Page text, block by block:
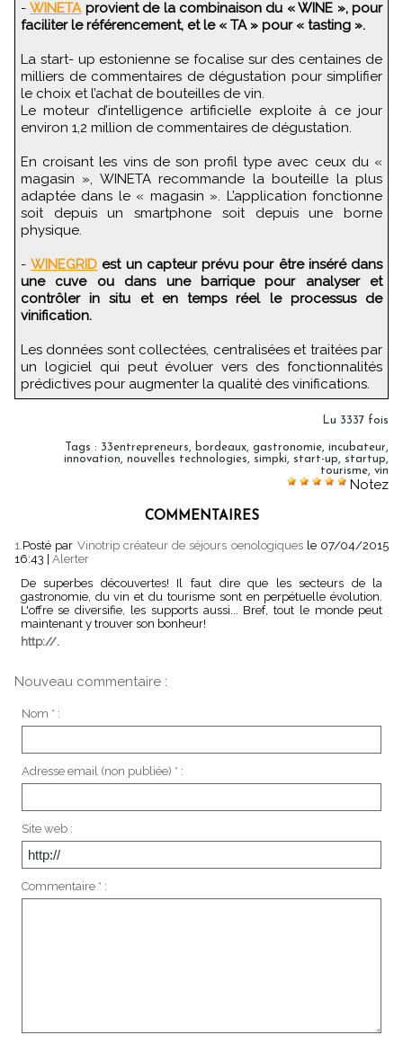
-WINETA provient de la combinaison du « WINE », pour
faciliter le référencement, et le « TA » pour « tasting ».
La start- up estonienne se focalise sur des centaines de
milliers de commentaires de dégustation pour simplifier
le choix et l’achat de bouteilles de vin.
Le moteur d’intelligence artificielle exploite à ce jour
environ 1,2 million de commentaires de dégustation.
En croisant les vins de son profil type avec ceux du «
magasin », WINETA recommande la bouteille la plus
adaptée dans le « magasin ». L’application fonctionne
soit depuis un smartphone soit depuis une borne
physique.
-WINEGRID est un capteur prévu pour être inséré dans
une cuve ou dans une barrique pour analyser et
contrôler in situ et en temps réel le processus de
vinification.
Les données sont collectées, centralisées et traitées par
un logiciel qui peut évoluer vers des fonctionnalités
prédictives pour augmenter la qualité des vinifications.
Lu 3337 fois
Tags : 33entrepreneurs, bordeaux, gastronomie, incubateur,
innovation, nouvelles technologies, simpki, start-up, startup,
tourisme, vin
Notez
COMMENTAIRES
1.Posté par Vinotrip créateur de séjours oenologiques le 07/04/2015
16:43
Alerter
De superbes découvertes! Il faut dire que les secteurs de la
gastronomie, du vin et du tourisme sont en perpétuelle évolution.
L'offre se diversifie, les supports aussi... Bref, tout le monde peut
maintenant y trouver son bonheur!
http://.
Nouveau commentaire :
Nom * :
Adresse email (non publiée) * :
Site web :
Commentaire * :